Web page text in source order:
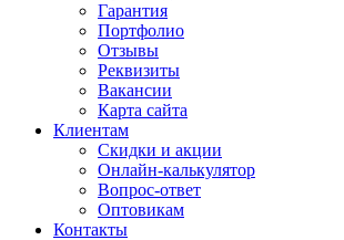
Гарантия
Портфолио
Отзывы
Реквизиты
Вакансии
Карта сайта
Клиентам
Скидки и акции
Онлайн-калькулятор
Вопрос-ответ
Оптовикам
Контакты